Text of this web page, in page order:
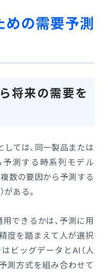
めの需要予測
将来の需要を
ては、同一製品または
測する時系列モデル
数の要因から予測する
がある。
できるかは、予測に用
度を踏まえて人が選択
ビッグデータとAI（人
測方式を組み合わせて